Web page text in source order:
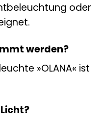
oder
werden?
»OLANA« ist